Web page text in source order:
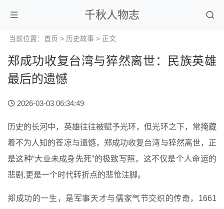
千秋人物志
当前位置： 首页 > 历史故事 > 正文
郑成功收复台湾与猝然离世：民族英雄
最后的遗憾
2026-03-03 06:34:49
历史的长河中，英雄往往被赋予光环，但光环之下，常掩藏
着不为人知的苍凉与遗憾，郑成功收复台湾与猝然离世，正
是这种“大业未成身先死”的极致写照，这不仅是个人命运的
悲剧,更是一个时代转折点的悲怆注脚。
郑成功的一生，是军事天才与儒家气节交织的传奇，1661